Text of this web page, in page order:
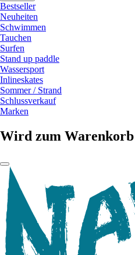
Bestseller
Neuheiten
Schwimmen
Tauchen
Surfen
Stand up paddle
Wassersport
Inlineskates
Sommer / Strand
Schlussverkauf
Marken
Wird zum